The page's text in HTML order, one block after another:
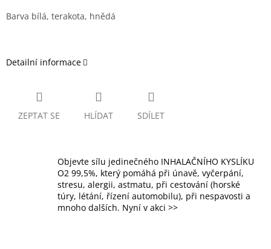
Barva bílá, terakota, hnědá
Detailní informace
ZEPTAT SE HLÍDAT SDÍLET
Objevte sílu jedinečného INHALAČNÍHO KYSLÍKU
O2 99,5%, který pomáhá při únavě, vyčerpání,
stresu, alergii, astmatu, při cestování (horské
túry, létání, řízení automobilu), při nespavosti a
mnoho dalších. Nyní v akci >>